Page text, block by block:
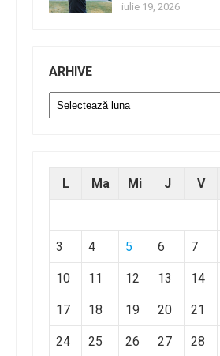
iulie 19, 2026
ARHIVE
Arhive
L Ma Mi J V
3 4 5 6 7
10 11 12 13 14
17 18 19 20 21
24 25 26 27 28